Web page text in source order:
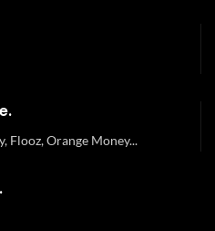
Flooz, Orange Money...